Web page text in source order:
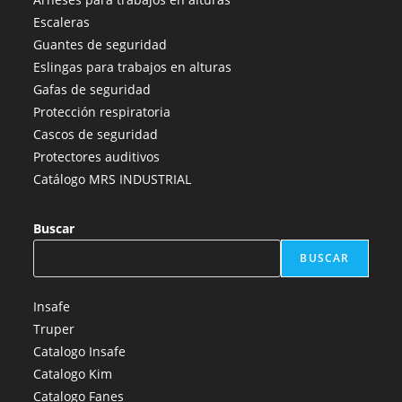
en
una
nueva
pestaña
una
nueva
pestaña
una
nueva
pestaña
nueva
Escaleras
Guantes de seguridad
Eslingas para trabajos en alturas
Gafas de seguridad
Protección respiratoria
Cascos de seguridad
Protectores auditivos
Catálogo MRS INDUSTRIAL
Buscar
BUSCAR
Insafe
Truper
Catalogo Insafe
Catalogo Kim
Catalogo Fanes